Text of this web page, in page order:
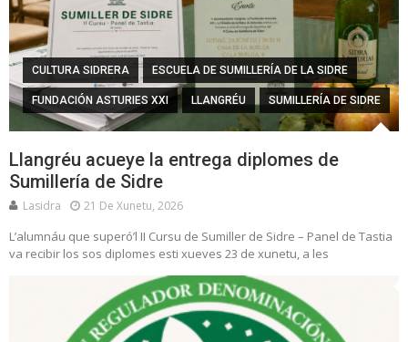
CULTURA SIDRERA ESCUELA DE SUMILLERÍA DE LA SIDRE
FUNDACIÓN ASTURIES XXI LLANGRÉU SUMILLERÍA DE SIDRE
Llangréu acueye la entrega diplomes de
Sumillería de Sidre
Lasidra 21 De Xunetu, 2026
L’alumnáu que superó’l II Cursu de Sumiller de Sidre – Panel de Tastia
va recibir los sos diplomes esti xueves 23 de xunetu, a les